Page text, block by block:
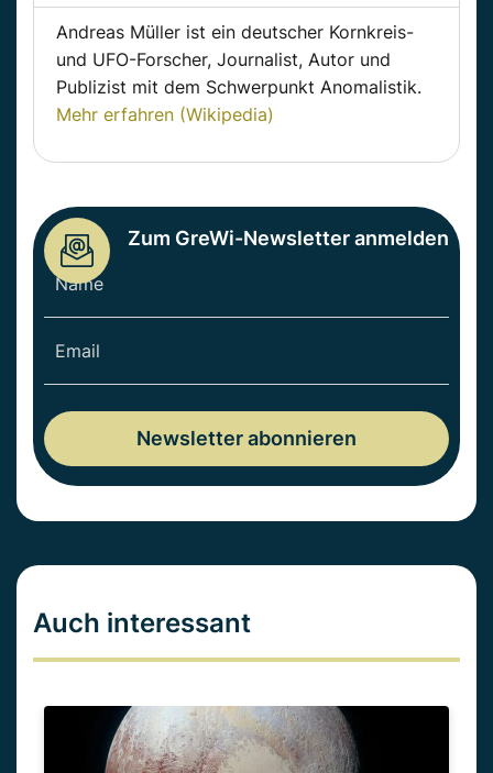
Andreas Müller ist ein deutscher Kornkreis-
und UFO-Forscher, Journalist, Autor und
Publizist mit dem Schwerpunkt Anomalistik.
Mehr erfahren (Wikipedia)
Zum GreWi-Newsletter anmelden
Auch interessant